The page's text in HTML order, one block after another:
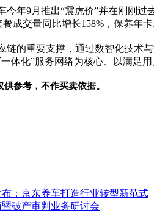
年9月推出“震虎价”并在刚刚
成交量同比增长158%，保养
链的重要支撑，通过数智化技术
体化”服务网络为核心、以满足
参考，不作买卖依据。
：京东养车打造行业转型新范式
破产审判业务研讨会